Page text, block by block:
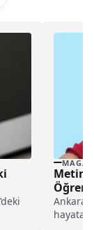
Metin
hayata